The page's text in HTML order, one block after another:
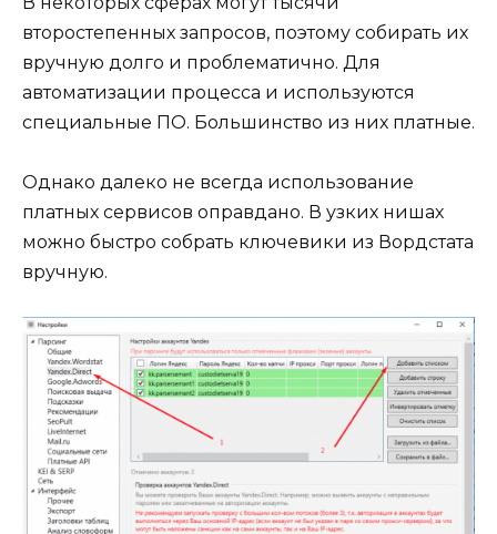
второстепенных запросов, поэтому собирать их
вручную долго и проблематично. Для
автоматизации процесса и используются
специальные ПО. Большинство из них платные.
Однако далеко не всегда использование
платных сервисов оправдано. В узких нишах
можно быстро собрать ключевики из Вордстата
вручную.